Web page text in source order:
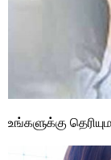
உங்களுக்கு